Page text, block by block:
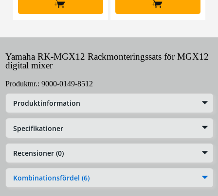
+ +
Yamaha RK-MGX12 Rackmonteringssats för MGX12
digital mixer
Produktnr.: 9000-0149-8512
Produktinformation
Specifikationer
Recensioner (0)
Kombinationsfördel (6)